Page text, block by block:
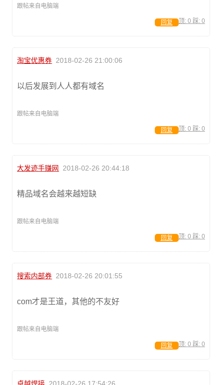
跟帖来自电脑端
顶: 0 踩: 0
回复
淘宝优惠券 2018-02-26 21:00:06
以后发展到人人都有域名
跟帖来自电脑端
顶: 0 踩: 0
回复
大发迹手赚网 2018-02-26 20:44:18
精品域名会越来越短缺
跟帖来自电脑端
顶: 0 踩: 0
回复
搜索内部券 2018-02-26 20:01:55
com才是王道，其他的不友好
跟帖来自电脑端
顶: 0 踩: 0
回复